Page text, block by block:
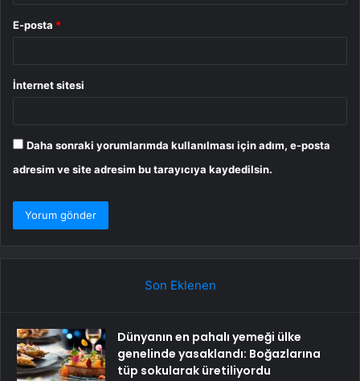
E-posta *
İnternet sitesi
Daha sonraki yorumlarımda kullanılması için adım, e-posta
adresim ve site adresim bu tarayıcıya kaydedilsin.
Son Eklenen
Dünyanın en pahalı yemeği ülke
genelinde yasaklandı: Boğazlarına
tüp sokularak üretiliyordu